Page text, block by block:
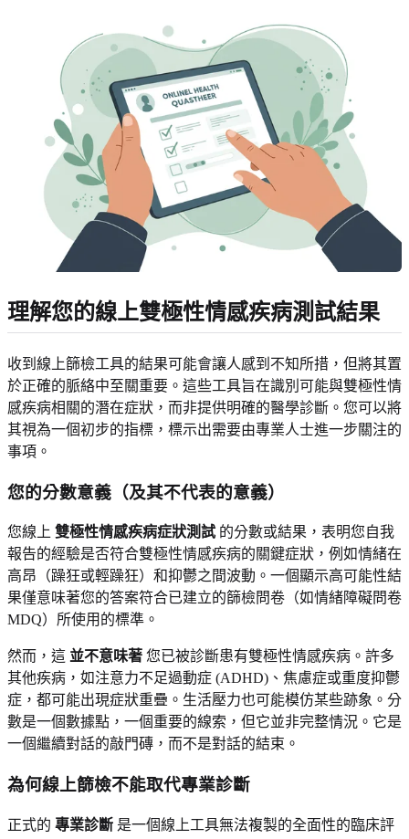
理解您的線上雙極性情感疾病測試結果
收到線上篩檢工具的結果可能會讓人感到不知所措，但將其置
於正確的脈絡中至關重要。這些工具旨在識別可能與雙極性情
感疾病相關的潛在症狀，而非提供明確的醫學診斷。您可以將
其視為一個初步的指標，標示出需要由專業人士進一步關注的
事項。
您的分數意義（及其不代表的意義）
您線上 雙極性情感疾病症狀測試 的分數或結果，表明您自我
報告的經驗是否符合雙極性情感疾病的關鍵症狀，例如情緒在
高昂（躁狂或輕躁狂）和抑鬱之間波動。一個顯示高可能性結
果僅意味著您的答案符合已建立的篩檢問卷（如情緒障礙問卷
MDQ）所使用的標準。
然而，這 並不意味著 您已被診斷患有雙極性情感疾病。許多
其他疾病，如注意力不足過動症 (ADHD)、焦慮症或重度抑鬱
症，都可能出現症狀重疊。生活壓力也可能模仿某些跡象。分
數是一個數據點，一個重要的線索，但它並非完整情況。它是
一個繼續對話的敲門磚，而不是對話的結束。
為何線上篩檢不能取代專業診斷
正式的 專業診斷 是一個線上工具無法複製的全面性的臨床評